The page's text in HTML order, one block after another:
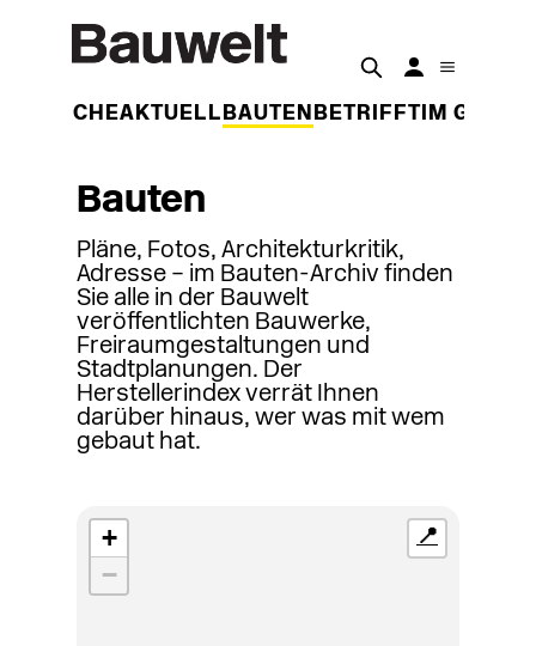
WOCHEAKTUELL BAUTEN BETRIFFT IM
Bauten
Pläne, Fotos, Architekturkritik,
Adresse – im Bauten-Archiv finden
Sie alle in der Bauwelt
veröffentlichten Bauwerke,
Freiraumgestaltungen und
Stadtplanungen. Der
Herstellerindex verrät Ihnen
darüber hinaus, wer was mit wem
gebaut hat.
+
−
📍